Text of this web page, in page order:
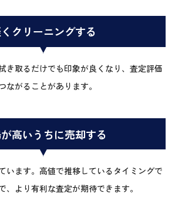
クリーニングする
き取るだけでも印象が良くなり、査定評価
ながることがあります。
高いうちに売却する
います。高値で推移しているタイミングで
、より有利な査定が期待できます。